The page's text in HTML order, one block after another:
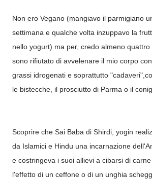
Non ero Vegano (mangiavo il parmigiano
settimana e qualche volta inzuppavo la
nello yogurt) ma per, credo almeno
sono rifiutato di avvelenare il mio corpo
grassi idrogenati e soprattutto
le bistecche, il prosciutto di Parma o il
Scoprire che Sai Baba di Shirdi, yogin
da Islamici e Hindu una incarnazione
e costringeva i suoi allievi a cibarsi di
l'effetto di un ceffone o di un unghia